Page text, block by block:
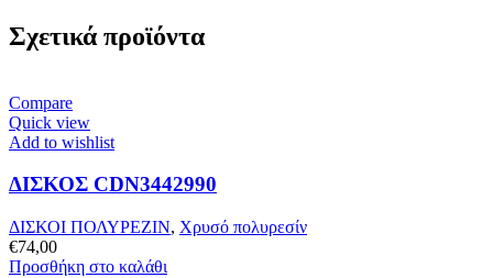
Σχετικά προϊόντα
Compare
Quick view
Add to wishlist
ΔΙΣΚΟΣ CDN3442990
ΔΙΣΚΟΙ ΠΟΛΥΡΕΖΙΝ, Χρυσό πολυρεσίν
€74,00
Προσθήκη στο καλάθι